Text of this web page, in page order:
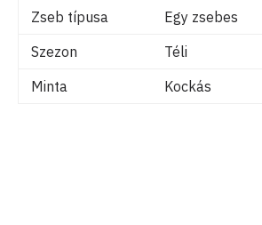
Zseb típusa
Egy zsebes
Szezon
Téli
Minta
Kockás